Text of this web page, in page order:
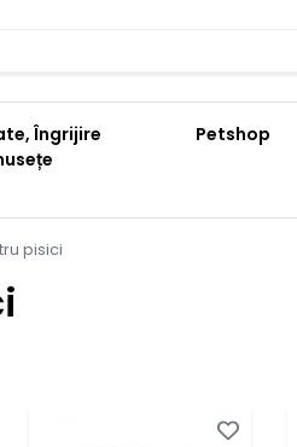
Îngrijire
Petshop
pisici